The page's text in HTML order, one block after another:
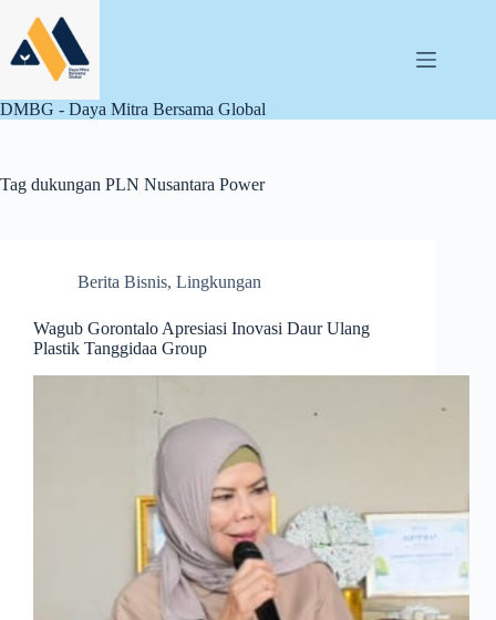
content
DMBG - Daya Mitra Bersama Global
Tag dukungan PLN Nusantara Power
Berita Bisnis, Lingkungan
Wagub Gorontalo Apresiasi Inovasi Daur Ulang
Plastik Tanggidaa Group